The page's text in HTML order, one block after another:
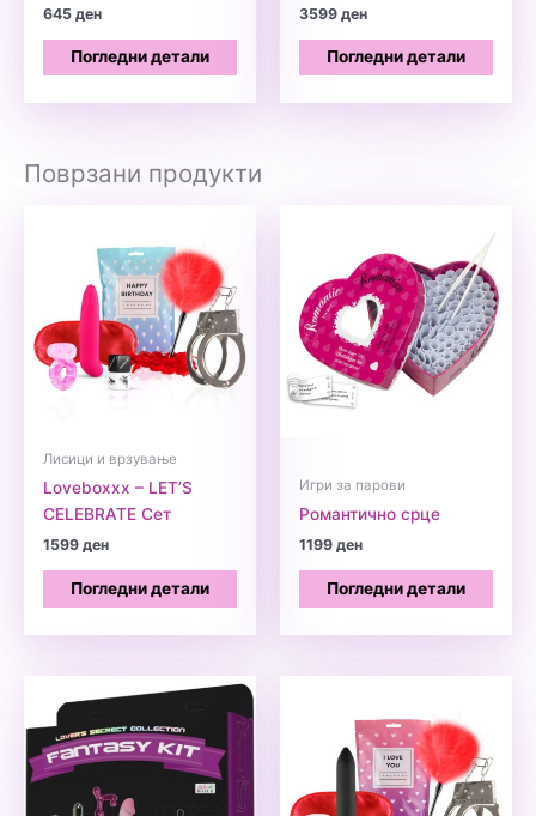
645ден
Погледни детали
3599ден
Погледни детали
Поврзани продукти
Лисици и врзување
Loveboxxx – LET’S
CELEBRATE Сет
1599ден
Погледни детали
Игри за парови
Романтично срце
1199ден
Погледни детали